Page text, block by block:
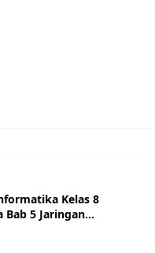
Kelas 8
5 Jaringan